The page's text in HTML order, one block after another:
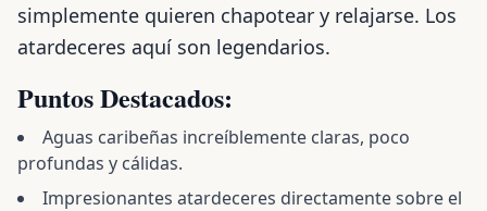
simplemente quieren chapotear y relajarse. Los
atardeceres aquí son legendarios.
Puntos Destacados:
Aguas caribeñas increíblemente claras, poco
profundas y cálidas.
Impresionantes atardeceres directamente sobre el